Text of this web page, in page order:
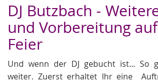
DJ Butzbach -
und Vorbereitung
Feier
Und wenn der DJ gebucht ist... So
weiter. Zuerst erhaltet Ihr eine